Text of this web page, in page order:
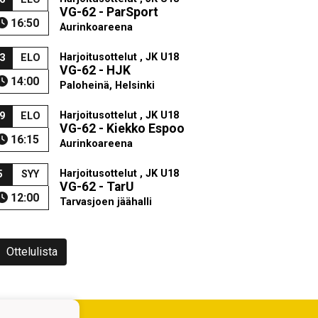
16:50
VG-62 - ParSport
Aurinkoareena
ELO
14:00
Harjoitusottelut , JK U18
VG-62 - HJK
Paloheinä, Helsinki
ELO
16:15
Harjoitusottelut , JK U18
VG-62 - Kiekko Espoo
Aurinkoareena
SYY
12:00
Harjoitusottelut , JK U18
VG-62 - TarU
Tarvasjoen jäähalli
Ottelulista